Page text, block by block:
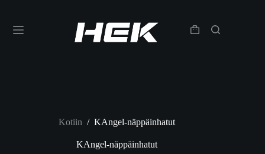
Kotiin / KAngel-näppäinhatut
KAngel-näppäinhatut